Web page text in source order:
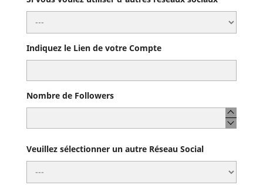
Indiquez le Lien de votre Compte
Nombre de Followers
Veuillez sélectionner un autre Réseau Social